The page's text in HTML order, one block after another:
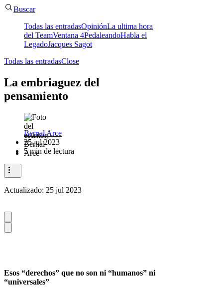
Buscar
Todas las entradasOpiniónLa ultima hora
del TeamVentana 4PedaleandoHabla el
LegadoJacques Sagot
Todas las entradasClose
La embriaguez del
pensamiento
Bernal Arce
25 jul 2023
5 min de lectura
Actualizado: 25 jul 2023
Esos “derechos” que no son ni “humanos” ni
“universales”